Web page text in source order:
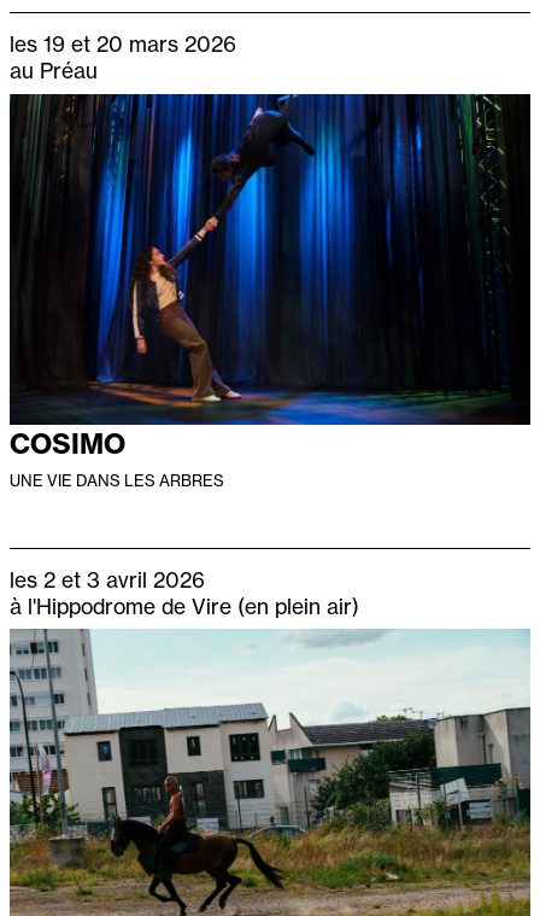
les 19 et 20 mars 2026
au Préau
COSIMO
UNE VIE DANS LES ARBRES
les 2 et 3 avril 2026
à l'Hippodrome de Vire (en plein air)